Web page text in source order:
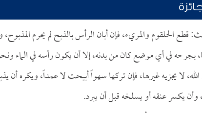
قطع الحلقوم والمريء، فإن أبان الرأس بالذبح لم يحرم
بجرحه في أي موضع كان من بدنه، إلا أن يكون رأسه في الماء
لا يجزيه غيرها، فإن تركها سهواً أبيحت لا عمداً، ويكره أن
وأن يكسر عنقه أو يسلخه قبل أن يبرد.